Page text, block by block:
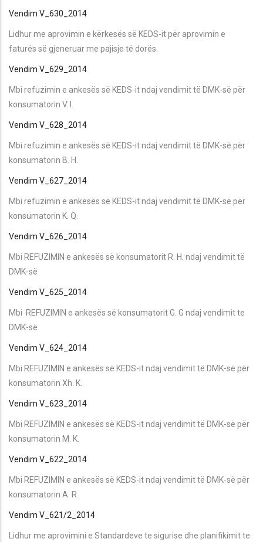
Vendim V_630_2014
Lidhur me aprovimin e kërkesës së KEDS-it për aprovimin e
faturës së gjeneruar me pajisje të dorës.
Vendim V_629_2014
Mbi refuzimin e ankesës së KEDS-it ndaj vendimit të DMK-së për
konsumatorin V. I.
Vendim V_628_2014
Mbi refuzimin e ankesës së KEDS-it ndaj vendimit të DMK-së për
konsumatorin B. H.
Vendim V_627_2014
Mbi refuzimin e ankesës së KEDS-it ndaj vendimit të DMK-së për
konsumatorin K. Q.
Vendim V_626_2014
Mbi REFUZIMIN e ankesës së konsumatorit R. H. ndaj vendimit të
DMK-së
Vendim V_625_2014
Mbi REFUZIMIN e ankesës së konsumatorit G. G ndaj vendimit te
DMK-së
Vendim V_624_2014
Mbi REFUZIMIN e ankesës së KEDS-it ndaj vendimit të DMK-së për
konsumatorin Xh. K.
Vendim V_623_2014
Mbi REFUZIMIN e ankesës së KEDS-it ndaj vendimit të DMK-së për
konsumatorin M. K.
Vendim V_622_2014
Mbi REFUZIMIN e ankesës së KEDS-it ndaj vendimit të DMK-së për
konsumatorin A. R.
Vendim V_621/2_2014
Lidhur me aprovimini e Standardeve te sigurise dhe planifikimit te